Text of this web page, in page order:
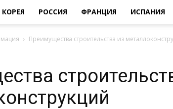
РОССИЯ ФРАНЦИЯ ИСПАНИЯ
Преимущества строительства из